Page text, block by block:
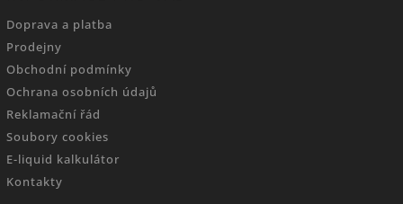
Doprava a platba
Prodejny
Obchodní podmínky
Ochrana osobních údajů
Reklamační řád
Soubory cookies
E-liquid kalkulátor
Kontakty